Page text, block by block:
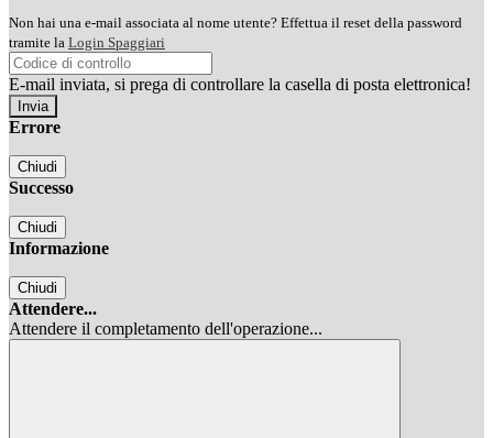
Non hai una e-mail associata al nome utente? Effettua il reset della password
tramite la Login Spaggiari
E-mail inviata, si prega di controllare la casella di posta elettronica!
Errore
Chiudi
Successo
Chiudi
Informazione
Chiudi
Attendere...
Attendere il completamento dell'operazione...